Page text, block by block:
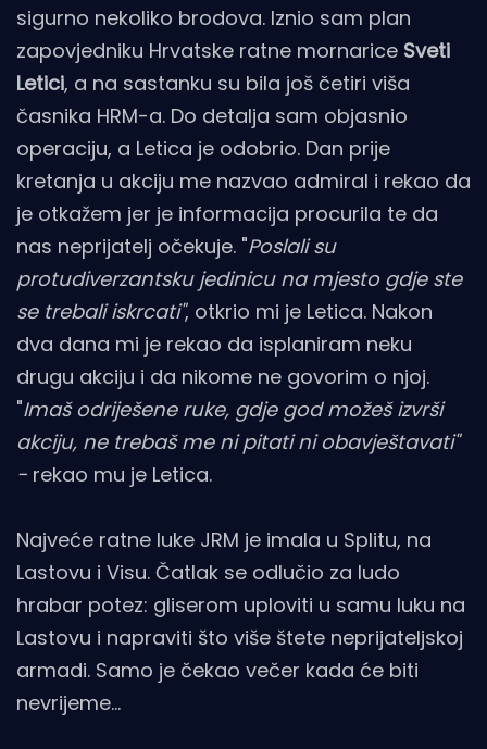
sigurno nekoliko brodova. Iznio sam plan
zapovjedniku Hrvatske ratne mornarice Sveti
Letici, a na sastanku su bila još četiri viša
časnika HRM-a. Do detalja sam objasnio
operaciju, a Letica je odobrio. Dan prije
kretanja u akciju me nazvao admiral i rekao da
je otkažem jer je informacija procurila te da
nas neprijatelj očekuje. "Poslali su
protudiverzantsku jedinicu na mjesto gdje ste
se trebali iskrcati", otkrio mi je Letica. Nakon
dva dana mi je rekao da isplaniram neku
drugu akciju i da nikome ne govorim o njoj.
"Imaš odriješene ruke, gdje god možeš izvrši
akciju, ne trebaš me ni pitati ni obavještavati"
- rekao mu je Letica.
Najveće ratne luke JRM je imala u Splitu, na
Lastovu i Visu. Čatlak se odlučio za ludo
hrabar potez: gliserom uploviti u samu luku na
Lastovu i napraviti što više štete neprijateljskoj
armadi. Samo je čekao večer kada će biti
nevrijeme...